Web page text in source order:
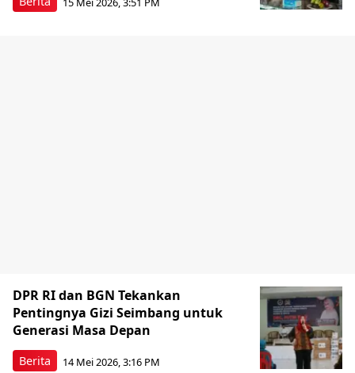
Berita
DPR RI dan BGN Tekankan
Pentingnya Gizi Seimbang untuk
Generasi Masa Depan
14 Mei 2026, 3:16 PM